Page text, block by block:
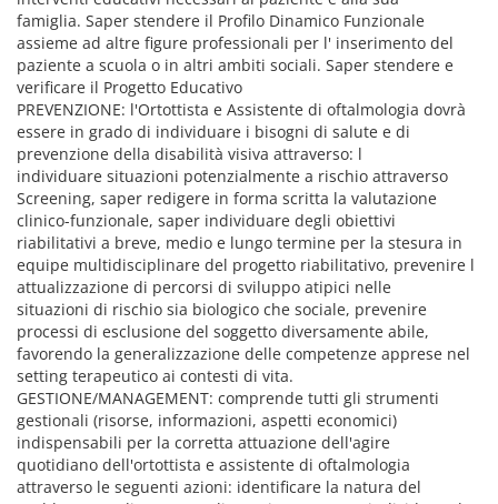
famiglia. Saper stendere il Profilo Dinamico Funzionale
assieme ad altre figure professionali per l' inserimento del
paziente a scuola o in altri ambiti sociali. Saper stendere e
verificare il Progetto Educativo
PREVENZIONE: l'Ortottista e Assistente di oftalmologia dovrà
essere in grado di individuare i bisogni di salute e di
prevenzione della disabilità visiva attraverso: l
individuare situazioni potenzialmente a rischio attraverso
Screening, saper redigere in forma scritta la valutazione
clinico-funzionale, saper individuare degli obiettivi
riabilitativi a breve, medio e lungo termine per la stesura in
equipe multidisciplinare del progetto riabilitativo, prevenire l
attualizzazione di percorsi di sviluppo atipici nelle
situazioni di rischio sia biologico che sociale, prevenire
processi di esclusione del soggetto diversamente abile,
favorendo la generalizzazione delle competenze apprese nel
setting terapeutico ai contesti di vita.
GESTIONE/MANAGEMENT: comprende tutti gli strumenti
gestionali (risorse, informazioni, aspetti economici)
indispensabili per la corretta attuazione dell'agire
quotidiano dell'ortottista e assistente di oftalmologia
attraverso le seguenti azioni: identificare la natura del